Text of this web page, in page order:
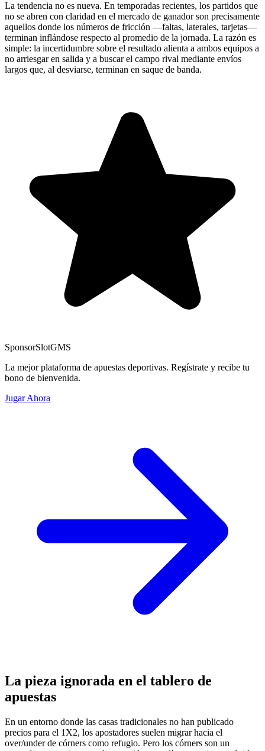
La tendencia no es nueva. En temporadas recientes, los partidos que
no se abren con claridad en el mercado de ganador son precisamente
aquellos donde los números de fricción —faltas, laterales, tarjetas—
terminan inflándose respecto al promedio de la jornada. La razón es
simple: la incertidumbre sobre el resultado alienta a ambos equipos a
no arriesgar en salida y a buscar el campo rival mediante envíos
largos que, al desviarse, terminan en saque de banda.
SponsorSlotGMS
La mejor plataforma de apuestas deportivas. Regístrate y recibe tu
bono de bienvenida.
Jugar Ahora
La pieza ignorada en el tablero de
apuestas
En un entorno donde las casas tradicionales no han publicado
precios para el 1X2, los apostadores suelen migrar hacia el
over/under de córners como refugio. Pero los córners son un